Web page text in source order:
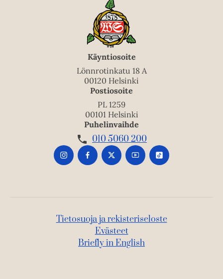
Käyntiosoite
Lönnrotinkatu 18 A
00120 Helsinki
Postiosoite
PL 1259
00101 Helsinki
Puhelinvaihde
010 5060 200
Tietosuoja ja rekisteriseloste
Evästeet
Briefly in English